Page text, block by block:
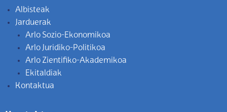
Albisteak
Jarduerak
Arlo Sozio-Ekonomikoa
Arlo Juridiko-Politikoa
Arlo Zientifiko-Akademikoa
Ekitaldiak
Kontaktua